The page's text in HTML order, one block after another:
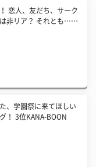
恋人、友だち、サーク
非リア？ それとも……
、学園祭に来てほしい
！ 3位KANA-BOON